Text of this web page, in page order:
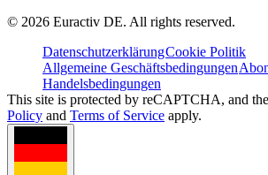
© 2026 Euractiv DE. All rights reserved.
DatenschutzerklärungCookie Politik
Allgemeine Geschäftsbedingungen
Handelsbedingungen
This site is protected by reCAPTCHA, and
Policy and Terms of Service apply.